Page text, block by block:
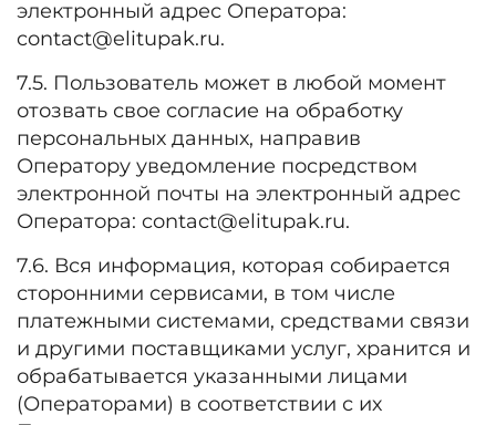
электронный адрес Оператора:
contact@elitupak.ru.
7.5. Пользователь может в любой момент
отозвать свое согласие на обработку
персональных данных, направив
Оператору уведомление посредством
электронной почты на электронный адрес
Оператора: contact@elitupak.ru.
7.6. Вся информация, которая собирается
сторонними сервисами, в том числе
платежными системами, средствами связи
и другими поставщиками услуг, хранится и
обрабатывается указанными лицами
(Операторами) в соответствии с их